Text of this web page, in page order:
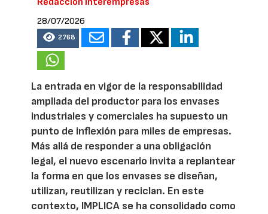
28/07/2026
2768
La entrada en vigor de la responsabilidad
ampliada del productor para los envases
industriales y comerciales ha supuesto un
punto de inflexión para miles de empresas.
Más allá de responder a una obligación
legal, el nuevo escenario invita a replantear
la forma en que los envases se diseñan,
utilizan, reutilizan y reciclan. En este
contexto, IMPLICA se ha consolidado como